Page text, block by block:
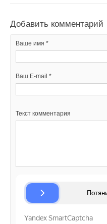
Добавить комментарий
Ваше имя *
Ваш E-mail *
Текст комментария